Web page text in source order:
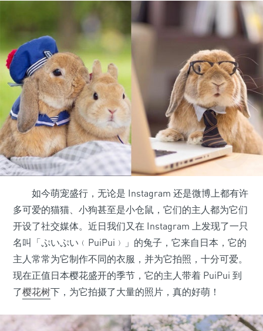
如今萌宠盛行，无论是 Instagram 还是微博上都有许
多可爱的猫猫、小狗甚至是小仓鼠，它们的主人都为它们
开设了社交媒体。近日我们又在 Instagram 上发现了一只
名叫「ぷいぷい﹙PuiPui﹚」的兔子，它来自日本，它的
主人常常为它制作不同的衣服，并为它拍照，十分可爱。
现在正值日本樱花盛开的季节，它的主人带着 PuiPui 到
了樱花树下，为它拍摄了大量的照片，真的好萌！